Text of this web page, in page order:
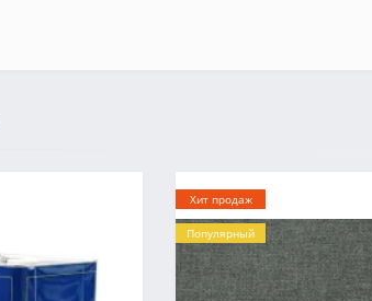
Хит продаж
Популярный